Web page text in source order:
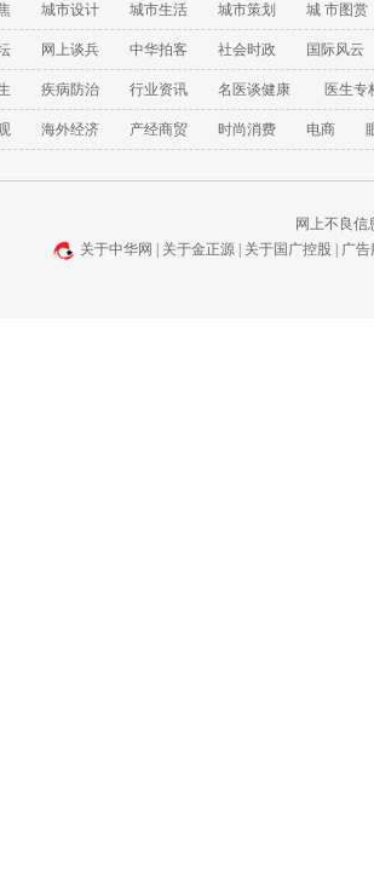
城市设计 城市生活 城市策划 城 市图赏
网上谈兵 中华拍客 社会时政 国际风云
疾病防治 行业资讯 名医谈健康 医生专
海外经济 产经商贸 时尚消费 电商
网上不良信
关于中华网
关于金正源 关于国广控股 广